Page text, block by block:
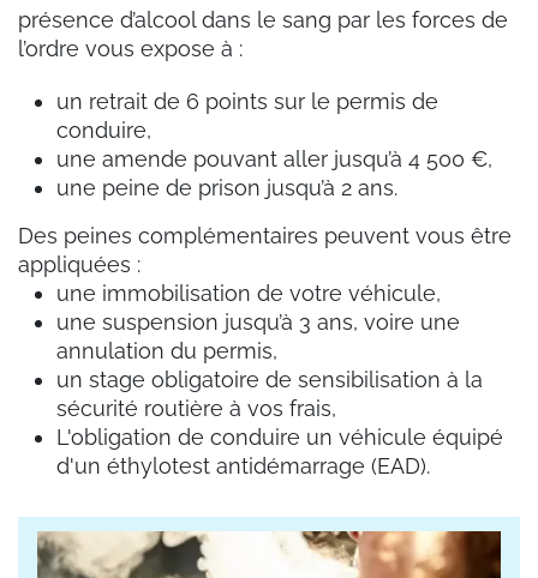
présence d’alcool dans le sang par les forces de
l’ordre vous expose à :
un retrait de 6 points sur le permis de
conduire,
une amende pouvant aller jusqu’à 4 500 €,
une peine de prison jusqu’à 2 ans.
Des peines complémentaires peuvent vous être
appliquées :
une immobilisation de votre véhicule,
une suspension jusqu’à 3 ans, voire une
annulation du permis,
un stage obligatoire de sensibilisation à la
sécurité routière à vos frais,
L'obligation de conduire un véhicule équipé
d'un éthylotest antidémarrage (EAD).